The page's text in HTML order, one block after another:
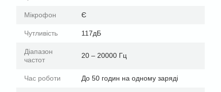
Мікрофон Є
Чутливість 117дБ
Діапазон
частот
20 – 20000 Гц
Час роботи До 50 годин на одному заряді